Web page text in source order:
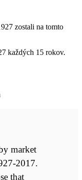
zostali na tomto
každých 15 rokov.
market
2017.
that